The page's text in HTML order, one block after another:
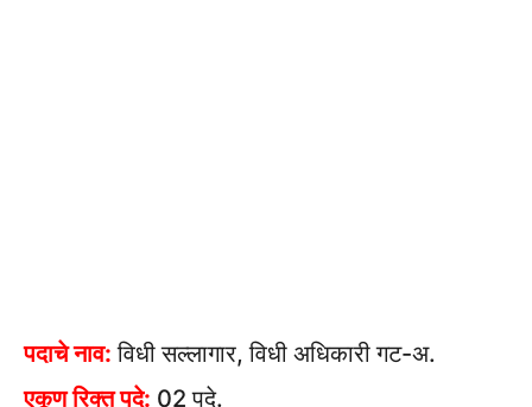
पदाचे नाव: विधी सल्लागार, विधी अधिकारी गट-अ.
एकूण रिक्त पदे: 02 पदे.